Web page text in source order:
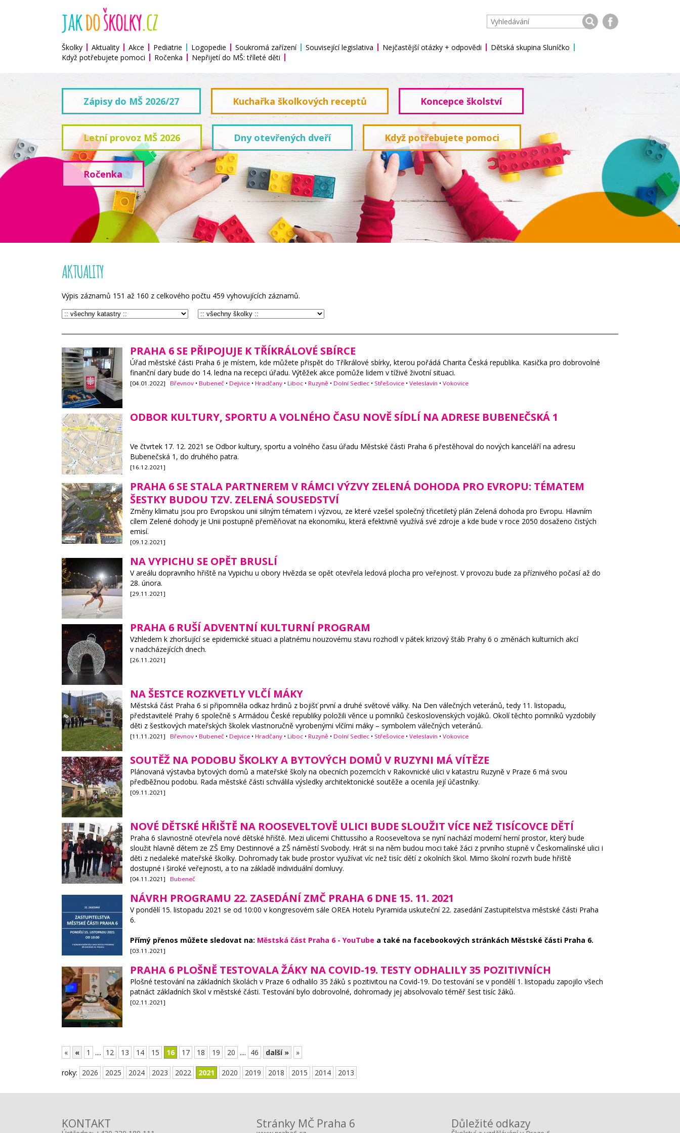
Školky Aktuality Akce Pediatrie Logopedie Soukromá zařízení Související legislativa Nejčastější otázky + odpovědi
Dětská skupina Sluníčko
Když potřebujete pomoci
Ročenka Nepřijetí do MŠ: tříleté děti
Zápisy do MŠ 2026/27 Kuchařka školkových receptů Koncepce školství
Letní provoz MŠ 2026 Dny otevřených dveří Když potřebujete pomoci
Ročenka
AKTUALITY
Výpis záznamů 151 až 160 z celkového počtu 459 vyhovujících záznamů.
PRAHA 6 SE PŘIPOJUJE K TŘÍKRÁLOVÉ SBÍRCE
Úřad městské části Praha 6 je místem, kde můžete přispět do Tříkrálové sbírky, kterou pořádá Charita Česká republika. Kasička pro dobrovolné
finanční dary bude do 14. ledna na recepci úřadu. Výtěžek akce pomůže lidem v tíživé životní situaci.
[04.01.2022] Břevnov • Bubeneč • Dejvice • Hradčany • Liboc • Ruzyně • Dolní Sedlec • Střešovice • Veleslavín • Vokovice
ODBOR KULTURY, SPORTU A VOLNÉHO ČASU NOVĚ SÍDLÍ NA ADRESE BUBENEČSKÁ 1
Ve čtvrtek 17. 12. 2021 se Odbor kultury, sportu a volného času úřadu Městské části Praha 6 přestěhoval do nových kanceláří na adresu
Bubenečská 1, do druhého patra.
[16.12.2021]
PRAHA 6 SE STALA PARTNEREM V RÁMCI VÝZVY ZELENÁ DOHODA PRO EVROPU: TÉMATEM
ŠESTKY BUDOU TZV. ZELENÁ SOUSEDSTVÍ
Změny klimatu jsou pro Evropskou unii silným tématem i výzvou, ze které vzešel společný třicetiletý plán Zelená dohoda pro Evropu. Hlavním
cílem Zelené dohody je Unii postupně přeměňovat na ekonomiku, která efektivně využívá své zdroje a kde bude v roce 2050 dosaženo čistých
emisí.
[09.12.2021]
NA VYPICHU SE OPĚT BRUSLÍ
V areálu dopravního hřiště na Vypichu u obory Hvězda se opět otevřela ledová plocha pro veřejnost. V provozu bude za příznivého počasí až do
28. února.
[29.11.2021]
PRAHA 6 RUŠÍ ADVENTNÍ KULTURNÍ PROGRAM
Vzhledem k zhoršující se epidemické situaci a platnému nouzovému stavu rozhodl v pátek krizový štáb Prahy 6 o změnách kulturních akcí
v nadcházejících dnech.
[26.11.2021]
NA ŠESTCE ROZKVETLY VLČÍ MÁKY
Městská část Praha 6 si připomněla odkaz hrdinů z bojišť první a druhé světové války. Na Den válečných veteránů, tedy 11. listopadu,
představitelé Prahy 6 společně s Armádou České republiky položili věnce u pomníků československých vojáků. Okolí těchto pomníků vyzdobily
děti z šestkových mateřských školek vlastnoručně vyrobenými vlčími máky – symbolem válečných veteránů.
[11.11.2021] Břevnov • Bubeneč • Dejvice • Hradčany • Liboc • Ruzyně • Dolní Sedlec • Střešovice • Veleslavín • Vokovice
SOUTĚŽ NA PODOBU ŠKOLKY A BYTOVÝCH DOMŮ V RUZYNI MÁ VÍTĚZE
Plánovaná výstavba bytových domů a mateřské školy na obecních pozemcích v Rakovnické ulici v katastru Ruzyně v Praze 6 má svou
předběžnou podobu. Rada městské části schválila výsledky architektonické soutěže a ocenila její účastníky.
[09.11.2021]
NOVÉ DĚTSKÉ HŘIŠTĚ NA ROOSEVELTOVĚ ULICI BUDE SLOUŽIT VÍCE NEŽ TISÍCOVCE DĚTÍ
Praha 6 slavnostně otevřela nové dětské hřiště. Mezi ulicemi Chittussiho a Rooseveltova se nyní nachází moderní herní prostor, který bude
sloužit hlavně dětem ze ZŠ Emy Destinnové a ZŠ náměstí Svobody. Hrát si na něm budou moci také žáci z prvního stupně v Českomalínské ulici i
děti z nedaleké mateřské školky. Dohromady tak bude prostor využívat víc než tisíc dětí z okolních škol. Mimo školní rozvrh bude hřiště
dostupné i široké veřejnosti, a to na základě individuální domluvy.
[04.11.2021] Bubeneč
NÁVRH PROGRAMU 22. ZASEDÁNÍ ZMČ PRAHA 6 DNE 15. 11. 2021
V pondělí 15. listopadu 2021 se od 10:00 v kongresovém sále OREA Hotelu Pyramida uskuteční 22. zasedání Zastupitelstva městské části Praha
6.
Přímý přenos můžete sledovat na: Městská část Praha 6 - YouTube a také na facebookových stránkách Městské části Praha 6.
[03.11.2021]
PRAHA 6 PLOŠNĚ TESTOVALA ŽÁKY NA COVID-19. TESTY ODHALILY 35 POZITIVNÍCH
Plošné testování na základních školách v Praze 6 odhalilo 35 žáků s pozitivitou na Covid-19. Do testování se v pondělí 1. listopadu zapojilo všech
patnáct základních škol v městské části. Testování bylo dobrovolné, dohromady jej absolvovalo téměř šest tisíc žáků.
[02.11.2021]
« « 1 .... 12 13 14 15 16 17 18 19 20 .... 46 další » »
roky: 2026 2025 2024 2023 2022 2021 2020 2019 2018 2015 2014 2013
KONTAKT Stránky MČ Praha 6 Důležité odkazy